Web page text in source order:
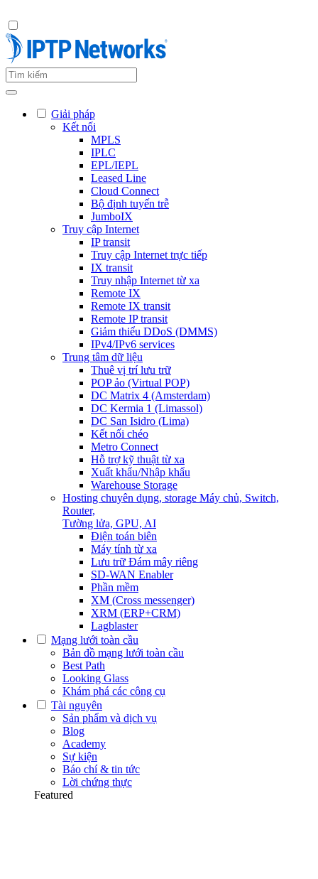
Giải pháp
Kết nối
MPLS
IPLC
EPL/IEPL
Leased Line
Cloud Connect
Bộ định tuyến trễ
JumboIX
Truy cập Internet
IP transit
Truy cập Internet trực tiếp
IX transit
Truy nhập Internet từ xa
Remote IX
Remote IX transit
Remote IP transit
Giảm thiểu DDoS (DMMS)
IPv4/IPv6 services
Trung tâm dữ liệu
Thuê vị trí lưu trữ
POP ảo (Virtual POP)
DC Matrix 4 (Amsterdam)
DC Kermia 1 (Limassol)
DC San Isidro (Lima)
Kết nối chéo
Metro Connect
Hỗ trợ kỹ thuật từ xa
Xuất khẩu/Nhập khẩu
Warehouse Storage
Hosting chuyên dụng, storage Máy chủ, Switch,
Router,
Tường lửa, GPU, AI
Điện toán biên
Máy tính từ xa
Lưu trữ Đám mây riêng
SD-WAN Enabler
Phần mềm
XM (Cross messenger)
XRM (ERP+CRM)
Lagblaster
Mạng lưới toàn cầu
Bản đồ mạng lưới toàn cầu
Best Path
Looking Glass
Khám phá các công cụ
Tài nguyên
Sản phẩm và dịch vụ
Blog
Academy
Sự kiện
Báo chí & tin tức
Lời chứng thực
Featured